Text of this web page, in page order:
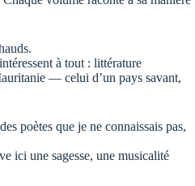
à tout : littérature
— celui d’un pays savant,
poètes que je ne connaissais pas,
ici une sagesse, une musicalité